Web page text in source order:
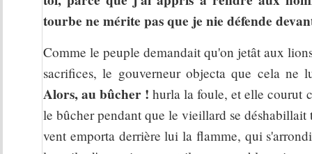
tourbe ne mérite pas que je nie défende
Comme le peuple demandait qu'on jetât aux
sacrifices, le gouverneur objecta que cela ne
Alors, au bûcher ! hurla la foule, et elle courut
le bûcher pendant que le vieillard se
vent emporta derrière lui la flamme, qui